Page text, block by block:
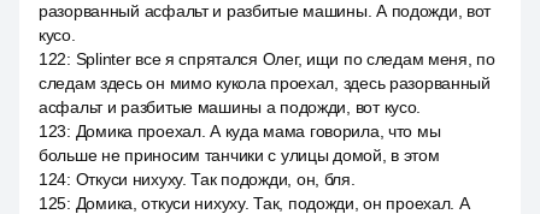
разорванный асфальт и разбитые машины. А подожди, вот
кусо.
122: Splinter все я спрятался Олег, ищи по следам меня, по
следам здесь он мимо кукола проехал, здесь разорванный
асфальт и разбитые машины а подожди, вот кусо.
123: Домика проехал. А куда мама говорила, что мы
больше не приносим танчики с улицы домой, в этом
124: Откуси нихуху. Так подожди, он, бля.
125: Домика, откуси нихуху. Так, подожди, он проехал. А